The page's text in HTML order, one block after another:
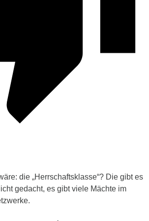
die „Herrschaftsklasse“? Die gibt es
gedacht, es gibt viele Mächte im